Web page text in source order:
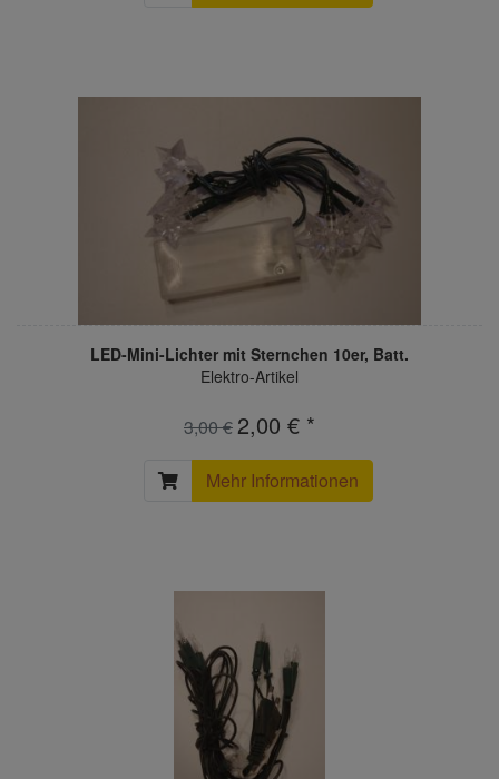
LED-Mini-Lichter mit Sternchen 10er, Batt.
Elektro-Artikel
3,00 €2,00 € *
Mehr Informationen